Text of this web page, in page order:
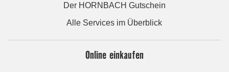
Der HORNBACH Gutschein
Alle Services im Überblick
Online einkaufen